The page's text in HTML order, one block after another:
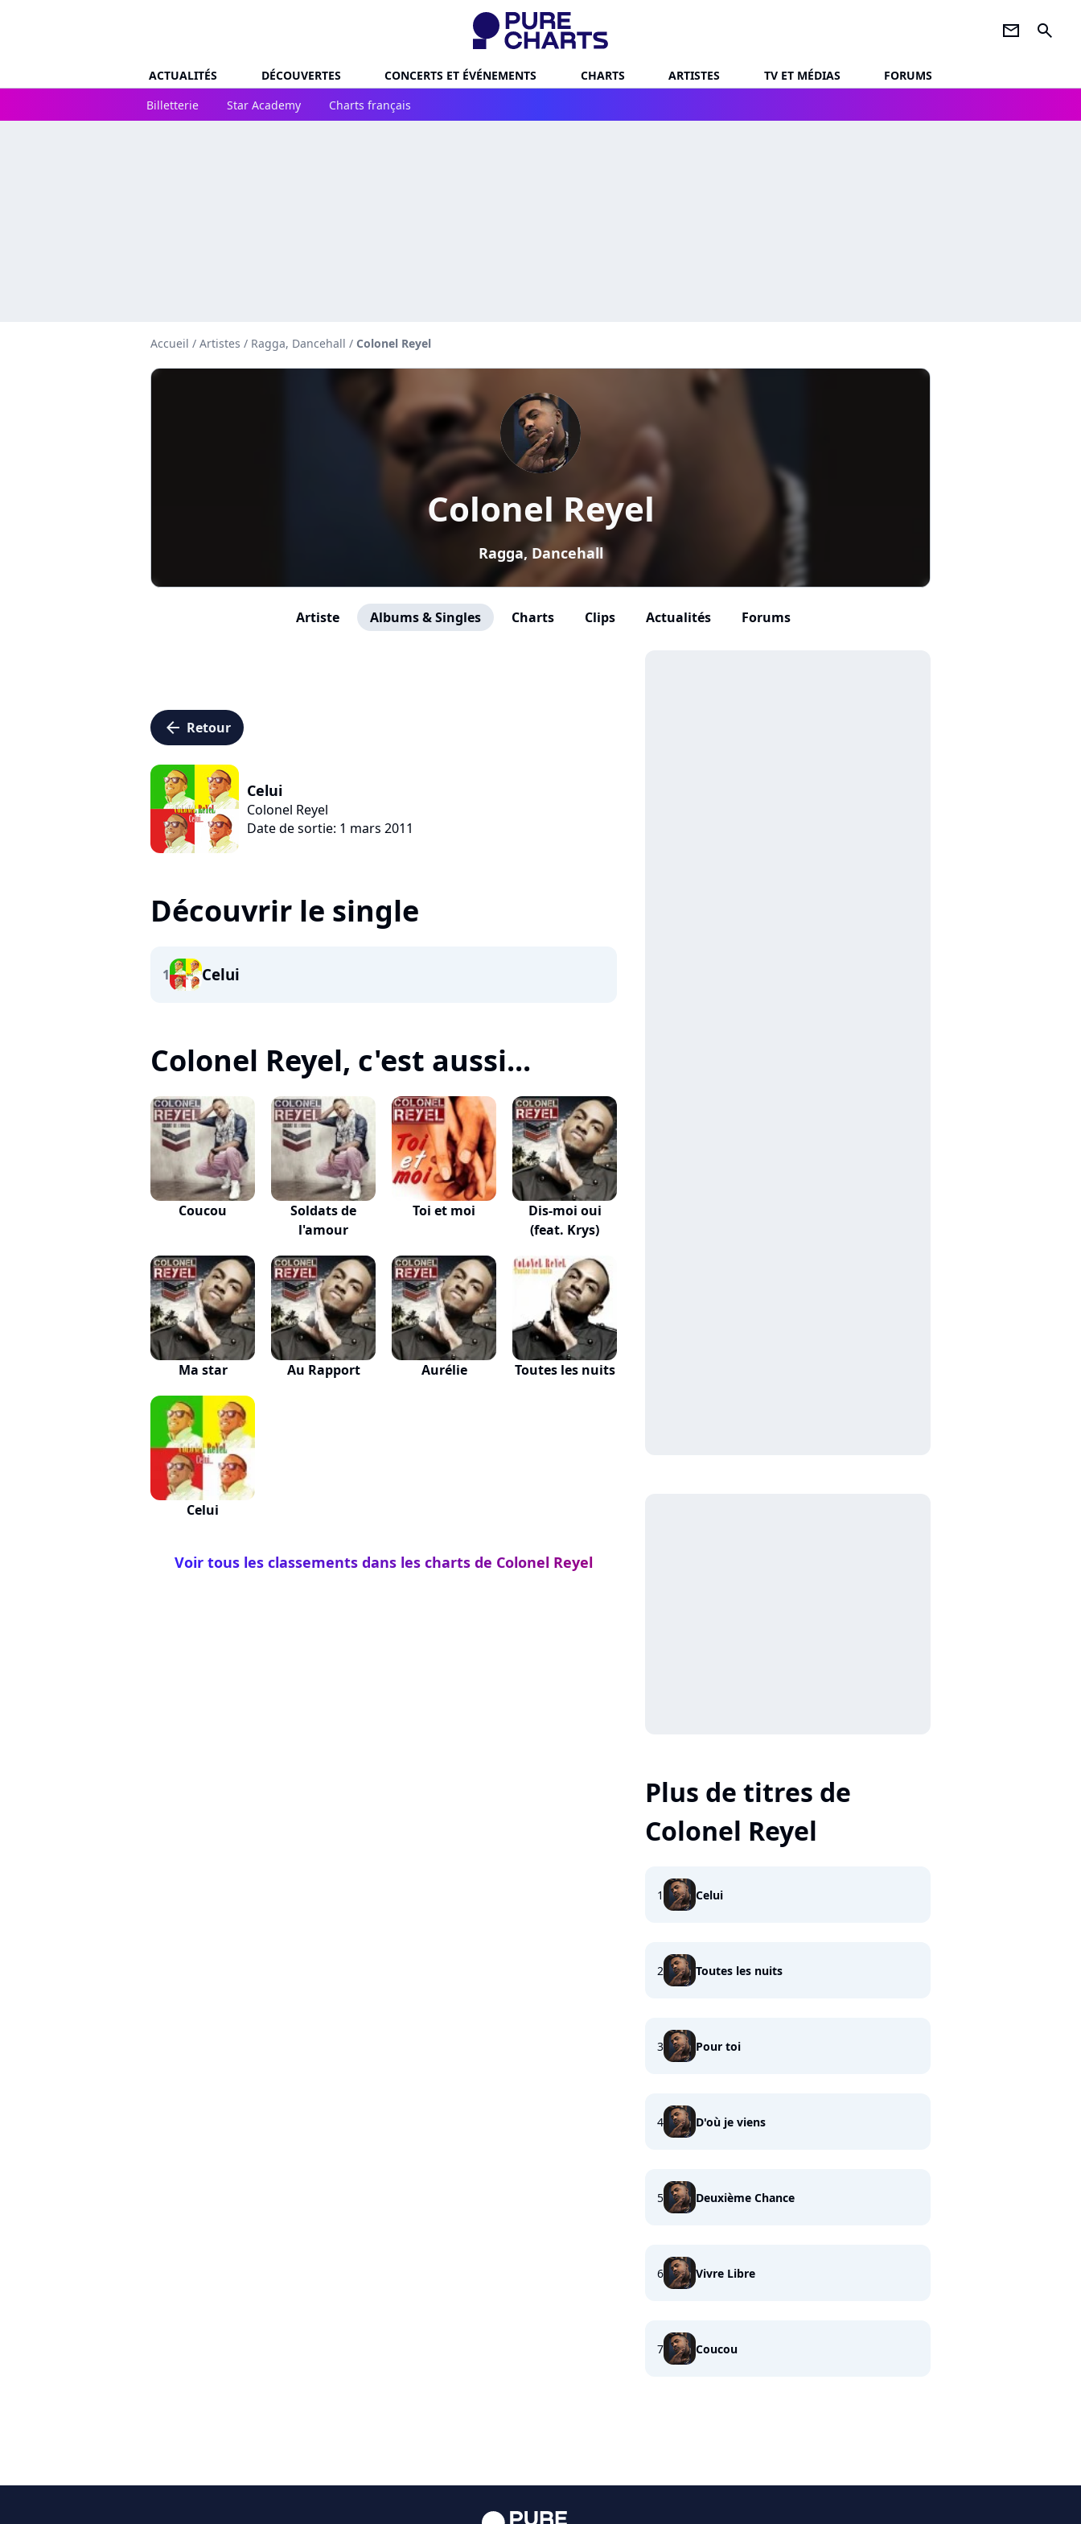
newsletter search
ACTUALITÉS DÉCOUVERTES CONCERTS ET ÉVÉNEMENTS CHARTS ARTISTES TV ET MÉDIAS
FORUMS
Billetterie
Star Academy Charts français
Accueil / Artistes / Ragga, Dancehall / Colonel Reyel
Colonel Reyel
Ragga, Dancehall
Artiste Albums & Singles Charts Clips Actualités Forums
arrow_left Retour
Celui
Colonel Reyel
Date de sortie: 1 mars 2011
Découvrir le single
1 Celui
Colonel Reyel, c'est aussi...
Coucou
Soldats de
l'amour
Toi et moi
Dis-moi oui
(feat. Krys)
Ma star Au Rapport Aurélie Toutes les nuits
Celui
Voir tous les classements dans les charts de Colonel Reyel
Plus de titres de
Colonel Reyel
1 Celui
2 Toutes les nuits
3 Pour toi
4 D'où je viens
5 Deuxième Chance
6 Vivre Libre
7 Coucou